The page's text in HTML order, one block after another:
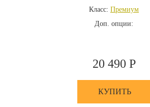
Класс: Премиум
Доп. опции:
20 490 Р
КУПИТЬ